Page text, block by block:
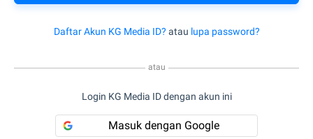
Daftar Akun KG Media ID? atau lupa password?
atau
Login KG Media ID dengan akun ini
Masuk dengan Google